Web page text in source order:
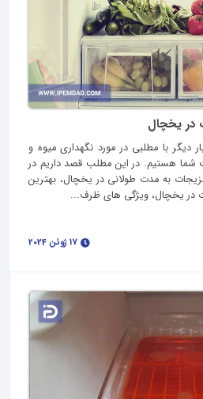
در یخچال
دیگر با مطلبی در مورد نگهداری میوه و
هستیم. در این مطلب قصد داریم در
به مدت طولانی در یخچال، بهترین
در یخچال، ویژگی های ظرف...